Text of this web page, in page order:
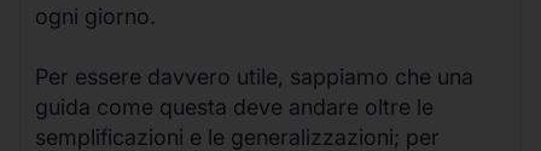
ogni giorno.
Per essere davvero utile, sappiamo che una
guida come questa deve andare oltre le
semplificazioni e le generalizzazioni; per